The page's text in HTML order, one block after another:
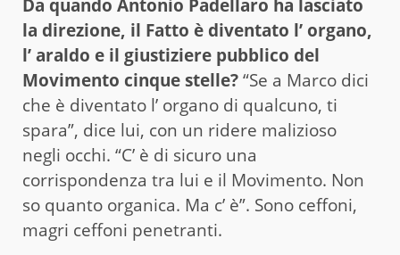
Da quando Antonio Padellaro ha lasciato
la direzione, il Fatto è diventato l’ organo,
l’ araldo e il giustiziere pubblico del
Movimento cinque stelle?“Se a Marco dici
che è diventato l’ organo di qualcuno, ti
spara”, dice lui, con un ridere malizioso
negli occhi. “C’ è di sicuro una
corrispondenza tra lui e il Movimento. Non
so quanto organica. Ma c’ è”. Sono ceffoni,
magri ceffoni penetranti.